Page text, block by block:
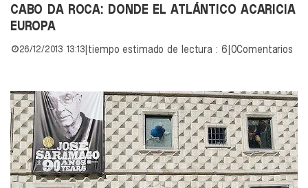
CABO DA ROCA: DONDE EL ATLÁNTICO ACARICIA
EUROPA
26/12/2013 13:13 tiempo estimado de lectura : 6 0Comentarios